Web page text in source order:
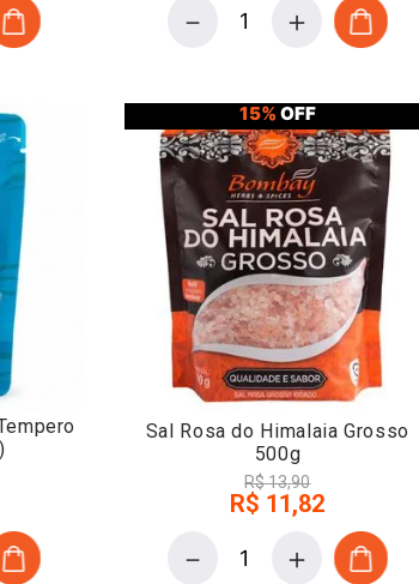
＋
－
15%OFF
Sal Rosa do Himalaia Grosso
500g
R$13,90
R$ 11,82
＋
－